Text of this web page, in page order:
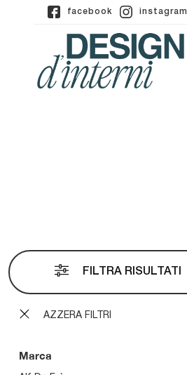
facebook instagram
FILTRA RISULTATI
AZZERA FILTRI
Marca